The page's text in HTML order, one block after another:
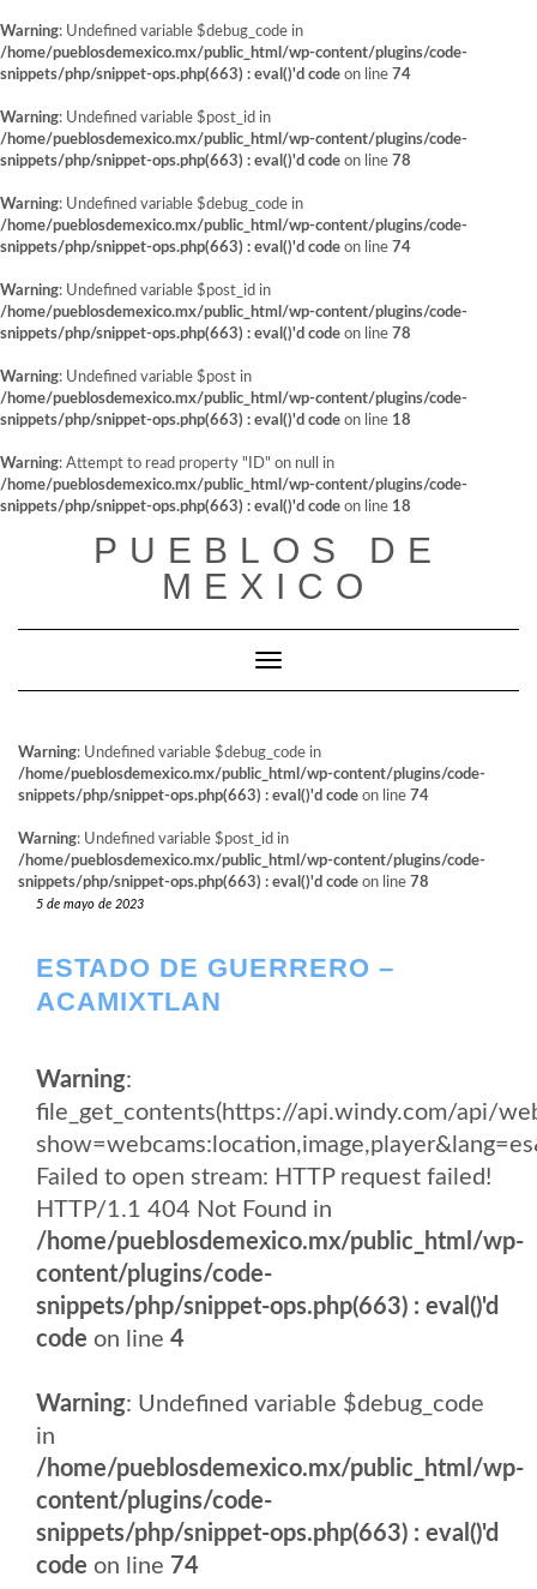
Warning: Undefined variable $debug_code in
/home/pueblosdemexico.mx/public_html/wp-content/plugins/code-
snippets/php/snippet-ops.php(663) : eval()'d code on line 74
Warning: Undefined variable $post_id in
/home/pueblosdemexico.mx/public_html/wp-content/plugins/code-
snippets/php/snippet-ops.php(663) : eval()'d code on line 78
Warning: Undefined variable $debug_code in
/home/pueblosdemexico.mx/public_html/wp-content/plugins/code-
snippets/php/snippet-ops.php(663) : eval()'d code on line 74
Warning: Undefined variable $post_id in
/home/pueblosdemexico.mx/public_html/wp-content/plugins/code-
snippets/php/snippet-ops.php(663) : eval()'d code on line 78
Warning: Undefined variable $post in
/home/pueblosdemexico.mx/public_html/wp-content/plugins/code-
snippets/php/snippet-ops.php(663) : eval()'d code on line 18
Warning: Attempt to read property "ID" on null in
/home/pueblosdemexico.mx/public_html/wp-content/plugins/code-
snippets/php/snippet-ops.php(663) : eval()'d code on line 18
PUEBLOS DE
MEXICO
Cambiar modo de navegación
Warning: Undefined variable $debug_code in
/home/pueblosdemexico.mx/public_html/wp-content/plugins/code-
snippets/php/snippet-ops.php(663) : eval()'d code on line 74
Warning: Undefined variable $post_id in
/home/pueblosdemexico.mx/public_html/wp-content/plugins/code-
snippets/php/snippet-ops.php(663) : eval()'d code on line 78
5 de mayo de 2023
ESTADO DE GUERRERO –
ACAMIXTLAN
Warning:
file_get_contents(https://api.windy.com/api/
Failed to open stream: HTTP request failed!
HTTP/1.1 404 Not Found in
/home/pueblosdemexico.mx/public_html/wp-
content/plugins/code-
snippets/php/snippet-ops.php(663) : eval()'d
code on line 4
Warning: Undefined variable $debug_code
in
/home/pueblosdemexico.mx/public_html/wp-
content/plugins/code-
snippets/php/snippet-ops.php(663) : eval()'d
code on line 74